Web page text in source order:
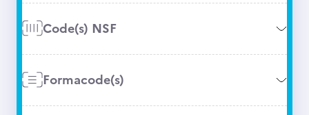
Code(s) NSF
Formacode(s)